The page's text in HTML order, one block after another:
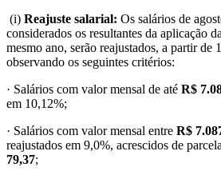
(i) Reajuste salarial: Os salários de
considerados os resultantes da aplicação
mesmo ano, serão reajustados, a partir de
observando os seguintes critérios:
· Salários com valor mensal de até R$
em 10,12%;
· Salários com valor mensal entre R$
reajustados em 9,0%, acrescidos de
79,37;